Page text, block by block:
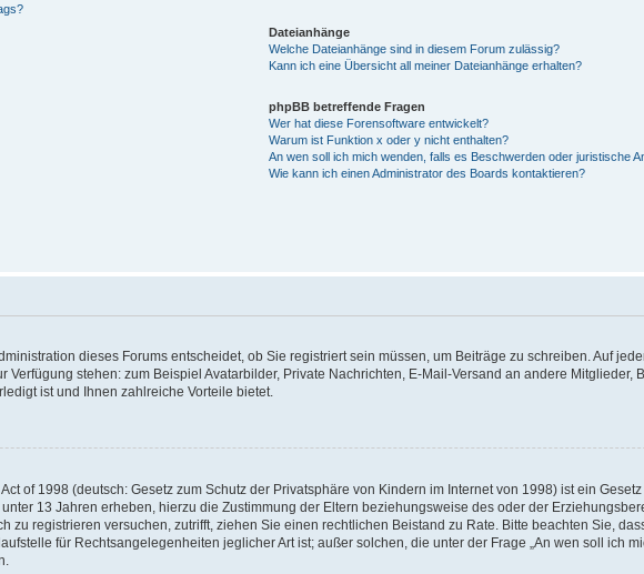
Dateianhänge
Welche Dateianhänge sind in diesem Forum zulässig?
Kann ich eine Übersicht all meiner Dateianhänge erhalten?
phpBB betreffende Fragen
Wer hat diese Forensoftware entwickelt?
Warum ist Funktion x oder y nicht enthalten?
An wen soll ich mich wenden, falls es Beschwerden oder juristische
Wie kann ich einen Administrator des Boards kontaktieren?
dieses Forums entscheidet, ob Sie registriert sein müssen, um Beiträge zu schreiben. Auf
Verfügung stehen: zum Beispiel Avatarbilder, Private Nachrichten, E-Mail-Versand an andere Mitglieder,
ist und Ihnen zahlreiche Vorteile bietet.
of 1998 (deutsch: Gesetz zum Schutz der Privatsphäre von Kindern im Internet von 1998) ist ein
13 Jahren erheben, hierzu die Zustimmung der Eltern beziehungsweise des oder der
zu registrieren versuchen, zutrifft, ziehen Sie einen rechtlichen Beistand zu Rate. Bitte beachten Sie,
für Rechtsangelegenheiten jeglicher Art ist; außer solchen, die unter der Frage „An wen soll ich